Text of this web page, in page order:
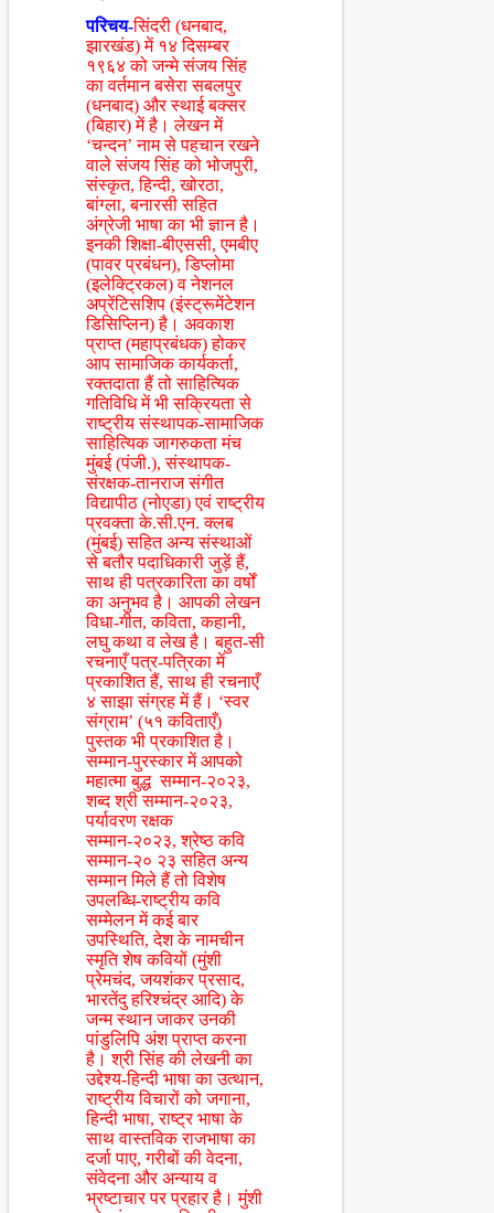
परिचय-सिंदरी (धनबाद,
झारखंड) में १४ दिसम्बर
१९६४ को जन्मे संजय सिंह
का वर्तमान बसेरा सबलपुर
(धनबाद) और स्थाई बक्सर
(बिहार) में है। लेखन में
‘चन्दन’ नाम से पहचान रखने
वाले संजय सिंह को भोजपुरी,
संस्कृत, हिन्दी, खोरठा,
बांग्ला, बनारसी सहित
अंग्रेजी भाषा का भी ज्ञान है।
इनकी शिक्षा-बीएससी, एमबीए
(पावर प्रबंधन), डिप्लोमा
(इलेक्ट्रिकल) व नेशनल
अप्रेंटिसशिप (इंस्ट्रूमेंटेशन
डिसिप्लिन) है। अवकाश
प्राप्त (महाप्रबंधक) होकर
आप सामाजिक कार्यकर्ता,
रक्तदाता हैं तो साहित्यिक
गतिविधि में भी सक्रियता से
राष्ट्रीय संस्थापक-सामाजिक
साहित्यिक जागरुकता मंच
मुंबई (पंजी.), संस्थापक-
संरक्षक-तानराज संगीत
विद्यापीठ (नोएडा) एवं राष्ट्रीय
प्रवक्ता के.सी.एन. क्लब
(मुंबई) सहित अन्य संस्थाओं
से बतौर पदाधिकारी जुड़ें हैं,
साथ ही पत्रकारिता का वर्षों
का अनुभव है। आपकी लेखन
विधा-गीत, कविता, कहानी,
लघु कथा व लेख है। बहुत-सी
रचनाएँ पत्र-पत्रिका में
प्रकाशित हैं, साथ ही रचनाएँ
४ साझा संग्रह में हैं। ‘स्वर
संग्राम’ (५१ कविताएँ)
पुस्तक भी प्रकाशित है।
सम्मान-पुरस्कार में आपको
महात्मा बुद्ध सम्मान-२०२३,
शब्द श्री सम्मान-२०२३,
पर्यावरण रक्षक
सम्मान-२०२३, श्रेष्ठ कवि
सम्मान-२० २३ सहित अन्य
सम्मान मिले हैं तो विशेष
उपलब्धि-राष्ट्रीय कवि
सम्मेलन में कई बार
उपस्थिति, देश के नामचीन
स्मृति शेष कवियों (मुंशी
प्रेमचंद, जयशंकर प्रसाद,
भारतेंदु हरिश्चंद्र आदि) के
जन्म स्थान जाकर उनकी
पांडुलिपि अंश प्राप्त करना
है। श्री सिंह की लेखनी का
उद्देश्य-हिन्दी भाषा का उत्थान,
राष्ट्रीय विचारों को जगाना,
हिन्दी भाषा, राष्ट्र भाषा के
साथ वास्तविक राजभाषा का
दर्जा पाए, गरीबों की वेदना,
संवेदना और अन्याय व
भ्रष्टाचार पर प्रहार है। मुंशी